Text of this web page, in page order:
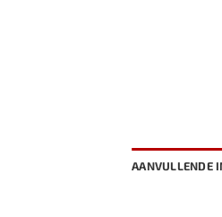
AANVULLENDE